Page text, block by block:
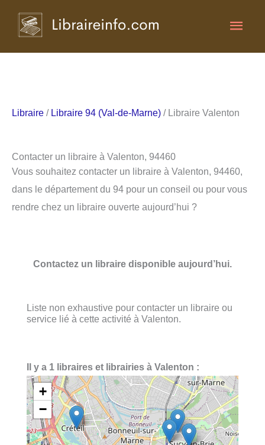
Libraire / Libraire 94 (Val-de-Marne) / Libraire Valenton
Contacter un libraire à Valenton, 94460
Vous souhaitez contacter un libraire à Valenton, 94460,
dans le département du 94 pour un conseil ou pour vous
rendre chez un libraire ouverte aujourd’hui ?
Contactez un libraire disponible aujourd’hui.
Liste non exhaustive pour contacter un libraire ou
service lié à cette activité à Valenton.
Il y a 1 libraires et librairies à Valenton :
+
−